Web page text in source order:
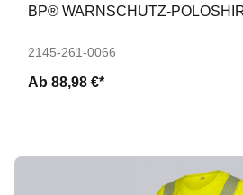
BP® WARNSCHUTZ-
2145-261-0066
Ab 88,98 €*